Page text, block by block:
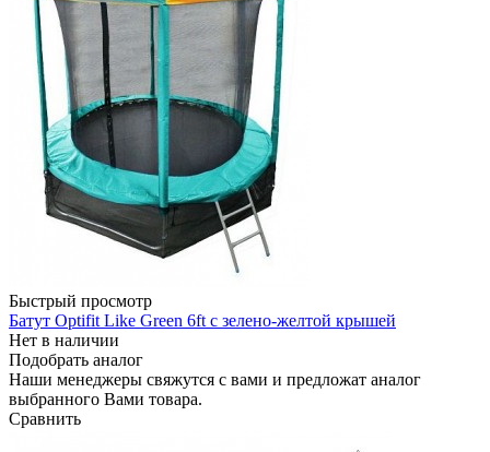
Быстрый просмотр
Батут Optifit Like Green 6ft с зелено-желтой крышей
Нет в наличии
Подобрать аналог
Наши менеджеры свяжутся с вами и предложат аналог
выбранного Вами товара.
Сравнить